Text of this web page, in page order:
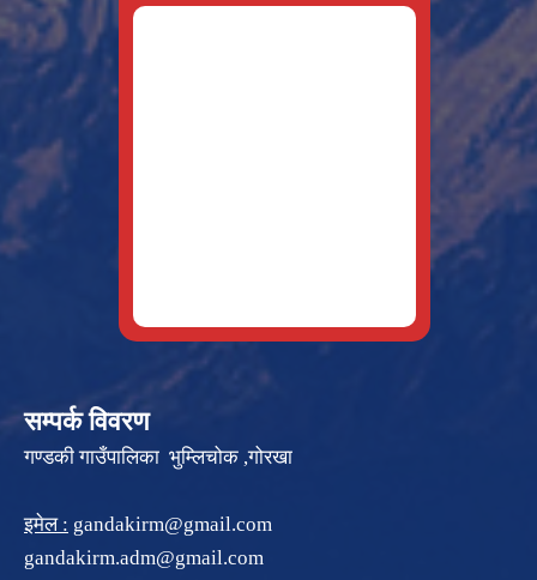
सम्पर्क विवरण
गण्डकी गाउँपालिका भुम्लिचोक ,गोरखा
इमेल : gandakirm@gmail.com
gandakirm.adm@gmail.com